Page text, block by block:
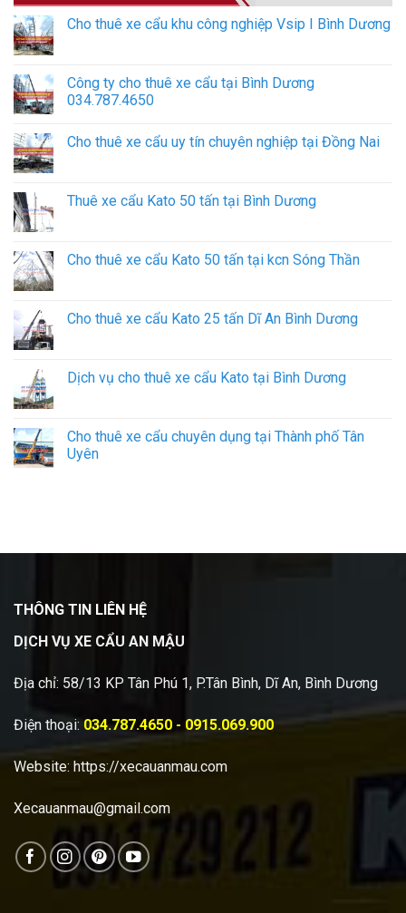
Cho thuê xe cẩu khu công nghiệp Vsip I Bình Dương
Công ty cho thuê xe cẩu tại Bình Dương
034.787.4650
Cho thuê xe cẩu uy tín chuyên nghiệp tại Đồng Nai
Thuê xe cẩu Kato 50 tấn tại Bình Dương
Cho thuê xe cẩu Kato 50 tấn tại kcn Sóng Thần
Cho thuê xe cẩu Kato 25 tấn Dĩ An Bình Dương
Dịch vụ cho thuê xe cẩu Kato tại Bình Dương
Cho thuê xe cẩu chuyên dụng tại Thành phố Tân
Uyên
THÔNG TIN LIÊN HỆ
DỊCH VỤ XE CẨU AN MẬU
Địa chỉ: 58/13 KP Tân Phú 1, P.Tân Bình, Dĩ An, Bình Dương
Điện thoại: 034.787.4650 - 0915.069.900
Website: https://xecauanmau.com
Xecauanmau@gmail.com